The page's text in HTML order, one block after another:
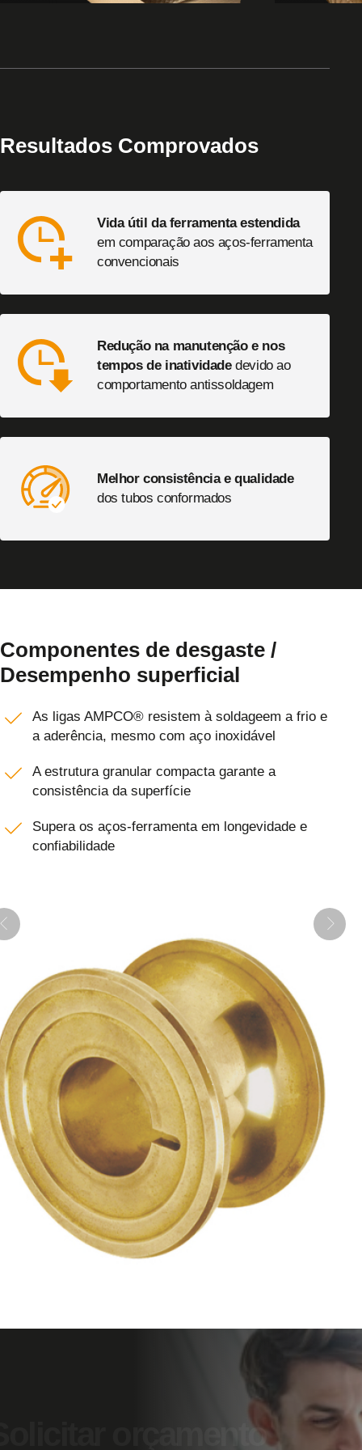
Resultados Comprovados
Vida útil da ferramenta estendida
em comparação aos aços-ferramenta
convencionais
Redução na manutenção e nos
tempos de inatividadedevido ao
comportamento antissoldagem
Melhor consistência e qualidade
dos tubos conformados
Componentes de desgaste /
Desempenho superficial
As ligas AMPCO® resistem à soldageem a frio e
a aderência, mesmo com aço inoxidável
A estrutura granular compacta garante a
consistência da superfície
Supera os aços-ferramenta em longevidade e
confiabilidade